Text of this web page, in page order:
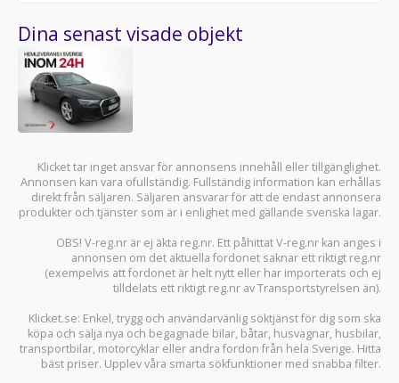
Dina senast visade objekt
Klicket tar inget ansvar för annonsens innehåll eller tillgänglighet.
Annonsen kan vara ofullständig. Fullständig information kan erhållas
direkt från säljaren. Säljaren ansvarar för att de endast annonsera
produkter och tjänster som är i enlighet med gällande svenska lagar.
OBS! V-reg.nr är ej äkta reg.nr. Ett påhittat V-reg.nr kan anges i
annonsen om det aktuella fordonet saknar ett riktigt reg.nr
(exempelvis att fordonet är helt nytt eller har importerats och ej
tilldelats ett riktigt reg.nr av Transportstyrelsen än).
Klicket.se: Enkel, trygg och användarvänlig söktjänst för dig som ska
köpa och sälja nya och begagnade bilar, båtar, husvagnar, husbilar,
transportbilar, motorcyklar eller andra fordon från hela Sverige. Hitta
bäst priser. Upplev våra smarta sökfunktioner med snabba filter.